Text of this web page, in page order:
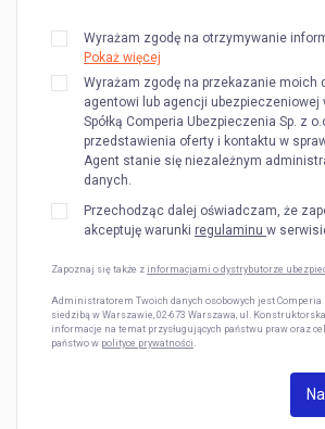
Wyrażam zgodę na otrzymywanie
Pokaż więcej
Wyrażam zgodę na przekazanie moich
agentowi lub agencji ubezpieczeniowej
Spółką Comperia Ubezpieczenia Sp. z
przedstawienia oferty i kontaktu w
Agent stanie się niezależnym
danych.
Przechodząc dalej oświadczam, że
akceptuję warunki regulaminu w
Zapoznaj się także z informacjami o dystrybutorze
Administratorem Twoich danych osobowych jest Comperia
siedzibą w Warszawie, 02-673 Warszawa, ul. Konstruktorska
informacje na temat przysługujących państwu praw oraz
państwo w polityce prywatności .